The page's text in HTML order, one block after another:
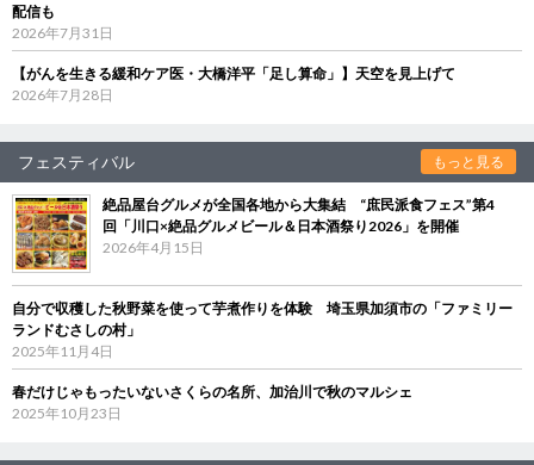
配信も
2026年7月31日
【がんを生きる緩和ケア医・大橋洋平「足し算命」】天空を見上げて
2026年7月28日
フェスティバル もっと見る
絶品屋台グルメが全国各地から大集結 “庶民派食フェス”第4
回「川口×絶品グルメビール＆日本酒祭り2026」を開催
2026年4月15日
自分で収穫した秋野菜を使って芋煮作りを体験 埼玉県加須市の「ファミリー
ランドむさしの村」
2025年11月4日
春だけじゃもったいないさくらの名所、加治川で秋のマルシェ
2025年10月23日